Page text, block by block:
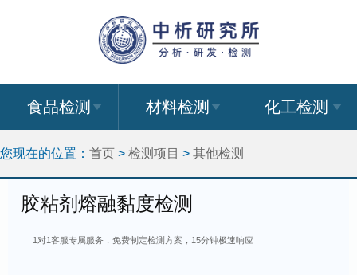
食品检测 材料检测 化工检测
您现在的位置： 首页 > 检测项目 > 其他检测
胶粘剂熔融黏度检测
1对1客服专属服务，免费制定检测方案，15分钟极速响应